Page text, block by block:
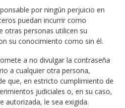
por ningún perjuicio en
puedan incurrir como
otras personas utilicen su
su conocimiento como sin él.
a no divulgar la contraseña
a cualquier otra persona,
que, en estricto cumplimiento de
judiciales o, en su caso,
autorizada, le sea exigida.